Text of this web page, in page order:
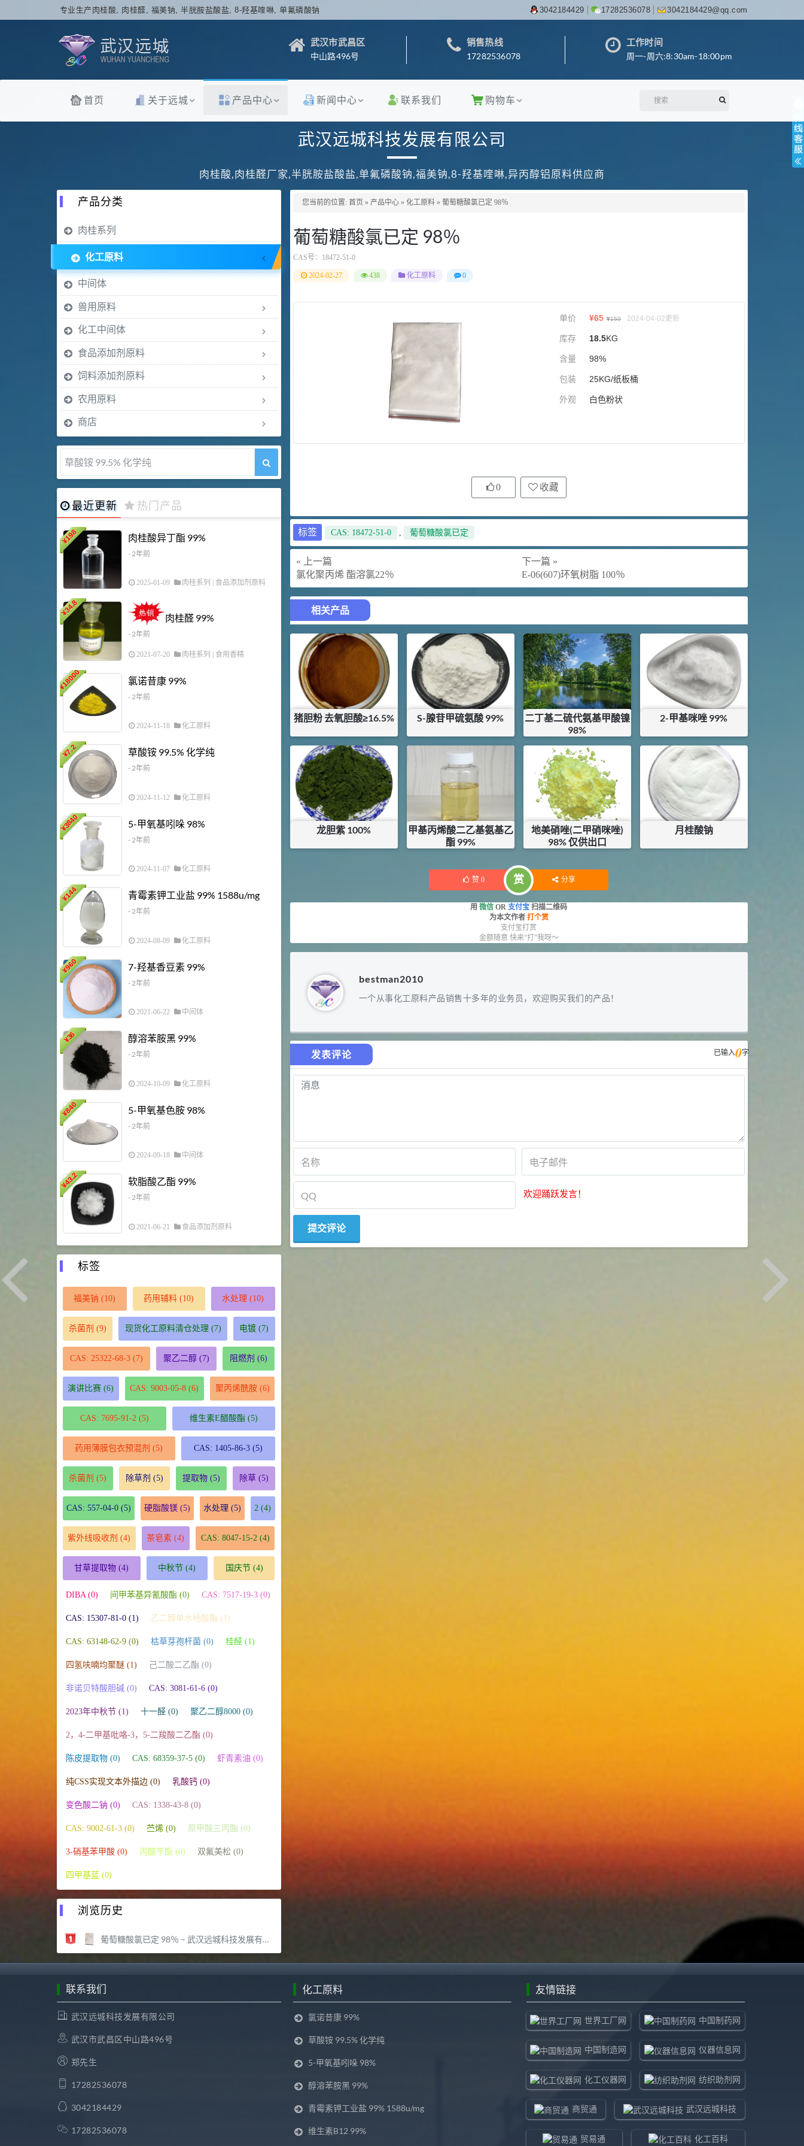
专业生产肉桂酸, 肉桂醛, 福美钠, 半胱胺盐酸盐, 8-羟基喹啉, 单氟磷酸钠 3042184429 17282536078 3042184429@qq.com
武汉市武昌区
中山路496号
销售热线
17282536078
工作时间
周一-周六:8:30am-18:00pm
首页 关于远城 产品中心 新闻中心 联系我们 购物车
武汉远城科技发展有限公司
肉桂酸,肉桂醛厂家,半胱胺盐酸盐,单氟磷酸钠,福美钠,8-羟基喹啉,异丙醇铝原料供应商
您当前的位置: 首页 » 产品中心 » 化工原料 » 葡萄糖酸氯已定 98％
葡萄糖酸氯已定 98％
CAS号： 18472-51-0
2024-02-27 438 化工原料 0
单价 ¥65 ¥150 2024-04-02更新
库存 18.5KG
含量 98%
包装 25KG/纸板桶
外观 白色粉状
0 收藏
标签 CAS: 18472-51-0 , 葡萄糖酸氯已定
« 上一篇
氯化聚丙烯 酯溶氯22％
下一篇 »
E-06(607)环氧树脂 100％
相关产品
猪胆粉 去氧胆酸≥16.5%
¥40
库存：21KG
S-腺苷甲硫氨酸 99%
¥1400
二丁基二硫代氨基甲酸镍
98%
¥26.5
库存：61KG
2-甲基咪唑 99%
¥72
龙胆紫 100%
甲基丙烯酸二乙基氨基乙
酯 99%
库存：14KG
地美硝唑(二甲硝咪唑)
98% 仅供出口
库存：4KG
月桂酸钠
赞 0 赏 分享
用 微信 OR 支付宝 扫描二维码
为本文作者 打个赏
支付宝打赏
金额随意 快来“打”我呀～
bestman2010
一个从事化工原料产品销售十多年的业务员，欢迎购买我们的产品！
发表评论 已输入0字
欢迎踊跃发言！
产品分类
肉桂系列
化工原料
中间体
兽用原料
化工中间体
食品添加剂原料
饲料添加剂原料
农用原料
商店
草酸铵 99.5% 化学纯
最近更新 热门产品
¥
198 肉桂酸异丁酯 99%
- 2年前
2025-01-09 肉桂系列 食品添加剂原料
¥
34.8
肉桂醛 99%
- 2年前
2021-07-20 肉桂系列 | 食用香精
¥
18000 氯诺昔康 99%
- 2年前
2024-11-18 化工原料
¥
7.2 草酸铵 99.5% 化学纯
- 2年前
2024-11-12 化工原料
¥
3840 5-甲氧基吲哚 98%
- 2年前
2024-11-07 化工原料
¥
144 青霉素钾工业盐 99% 1588u/mg
- 2年前
2024-08-09 化工原料
¥
960 7-羟基香豆素 99%
- 2年前
2021-06-22 中间体
¥
36 醇溶苯胺黑 99%
- 2年前
2024-10-09 化工原料
¥
840 5-甲氧基色胺 98%
- 2年前
2024-09-18 中间体
¥
43.2 软脂酸乙酯 99%
- 2年前
2021-06-21 食品添加剂原料
1 胍基乙酸 98%
乙酸橙花酯 99%
浏览量 - 5.51w
2021-06-17 化工原料
多效唑 90%
浏览量 - 4.4w
29 4 N-羟甲基丙烯酰胺 98% NMA
浏览量 - 1.98w
2021-06-22
92 5
对甲氧基苯甲醛（茴香醛）
浏览量 - 1.64w
11.25 D-异抗坏血酸钠 98%
浏览量 - 1.55w
34.8 10 DL-蛋氨酸 99%
标签
福美钠 (10) 药用辅料 (10) 水处理 (10)
杀菌剂 (9) 现货化工原料清仓处理 (7) 电镀 (7)
CAS: 25322-68-3(7) 聚乙二醇(7) 阻燃剂 (6)
演讲比赛 (6) CAS: 9003-05-8 (6) 聚丙烯酰胺(6)
CAS: 7695-91-2 (5) 维生素E醋酸酯(5)
药用薄膜包衣预混剂 (5) CAS: 1405-86-3(5)
杀菌剂 (5) 除草剂 (5) 提取物(5) 除草(5)
CAS: 557-04-0(5) 硬脂酸镁(5) 水处理 (5) 2 (4)
紫外线吸收剂 (4) 茶皂素 (4) CAS: 8047-15-2 (4)
甘草提取物 (4) 中秋节 (4) 国庆节(4)
DIBA (0) 间甲苯基异氰酸酯 (0) CAS: 7517-19-3 (0)
CAS: 15307-81-0 (1) 乙二醇单水杨酸酯 (1)
CAS: 63148-62-9 (0) 枯草芽孢杆菌 (0) 桂醛 (1)
四氢呋喃均聚醚 (1) 己二酸二乙酯 (0)
非诺贝特酸胆碱 (0) CAS: 3081-61-6 (0)
2023年中秋节 (1) 十一醛 (0) 聚乙二醇8000 (0)
2，4-二甲基吡咯-3，5-二羧酸二乙酯 (0)
陈皮提取物 (0) CAS: 68359-37-5 (0) 虾青素油 (0)
纯CSS实现文本外描边 (0) 乳酸钙 (0)
变色酸二钠 (0) CAS: 1338-43-8 (0)
CAS: 9002-61-3 (0) 苎烯 (0) 原甲酸三丙酯 (0)
3-硝基苯甲酸 (0) 丙酸苄酯 (0) 双氟美松 (0)
四甲基蓝 (0)
浏览历史
葡萄糖酸氯已定 98％ – 武汉远城科技发展有限公司
联系我们
武汉远城科技发展有限公司
武汉市武昌区中山路496号
郑先生
17282536078
3042184429
17282536078
化工原料
氯诺昔康 99%
草酸铵 99.5% 化学纯
5-甲氧基吲哚 98%
醇溶苯胺黑 99%
青霉素钾工业盐 99% 1588u/mg
维生素B12 99%
友情链接
世界工厂网 中国制药网
中国制造网 仪器信息网
化工仪器网 纺织助剂网
商贸通 武汉远城科技
贸易通 化工百科